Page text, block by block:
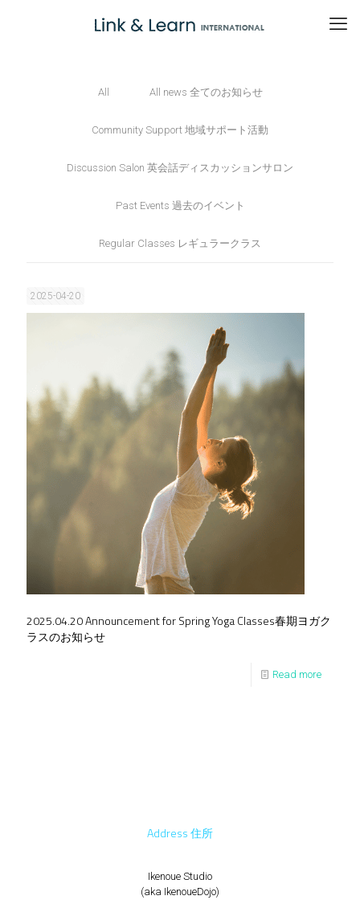
All All news 全てのお知らせ
Community Support 地域サポート活動
Discussion Salon 英会話ディスカッションサロン
Past Events 過去のイベント
Regular Classes レギュラークラス
2025-04-20
2025.04.20 Announcement for Spring Yoga Classes春期ヨガク
ラスのお知らせ
Read more
Address 住所
Ikenoue Studio
(aka IkenoueDojo)